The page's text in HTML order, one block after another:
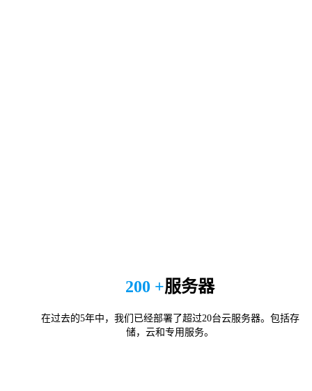
200 +服务器
在过去的5年中，我们已经部署了超过20台云服务器。包括存
储，云和专用服务。